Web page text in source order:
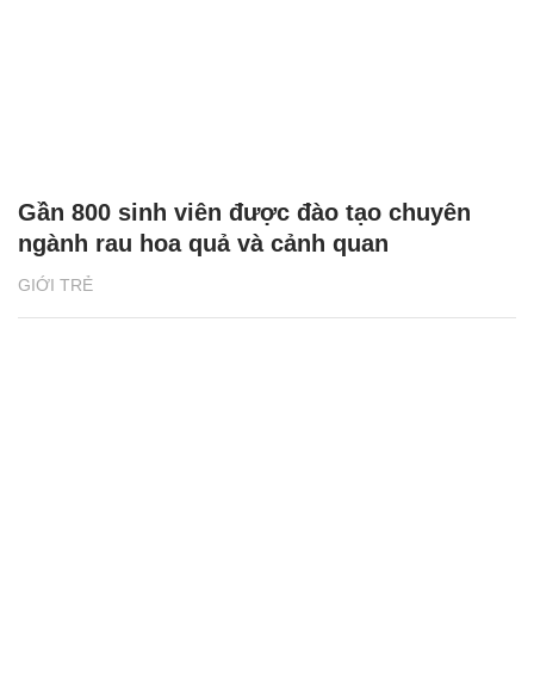
GIỚI TRẺ
Gần 800 sinh viên được đào tạo chuyên
ngành rau hoa quả và cảnh quan